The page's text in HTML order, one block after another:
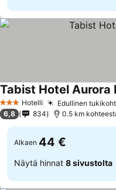
3 Tähtiluokitus
Hotelli Edullinen
Tabist Hotel Aurora
6,8 834 0.5 km
Alkaen 44 €
Näytä hinnat 8 sivustolta